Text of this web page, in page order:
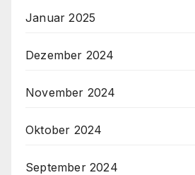
Januar 2025
Dezember 2024
November 2024
Oktober 2024
September 2024